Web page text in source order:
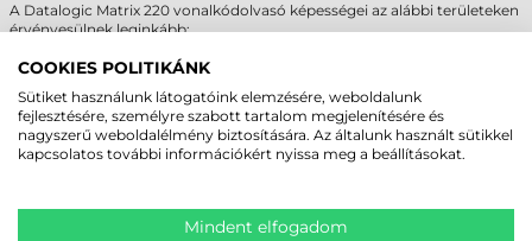
A Datalogic Matrix 220 vonalkódolvasó képességei az alábbi területeken
érvényesülnek leginkább:
Autóipar: Közvetlenül az alkatrészekbe ütött vagy gravírozott
(DPM) kódok azonosítása.
Elektronikai ipar: Mikroméretű kódok olvasása NYÁK-lapokon
(ESD-biztos védelemmel).
Csomagolástechnika: Nagy sebességű nyomtatott
címkeellenőrzés (akár 50 ciklus/másodperc).
COOKIES POLITIKÁNK
Sütiket használunk látogatóink elemzésére, weboldalunk
fejlesztésére, személyre szabott tartalom megjelenítésére és
nagyszerű weboldalélmény biztosítására. Az általunk használt sütikkel
kapcsolatos további információkért nyissa meg a beállításokat.
Mindent elfogadom